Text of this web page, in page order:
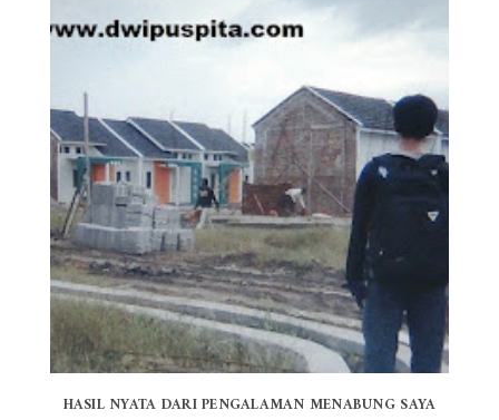
HASIL NYATA DARI PENGALAMAN MENABUNG SAYA